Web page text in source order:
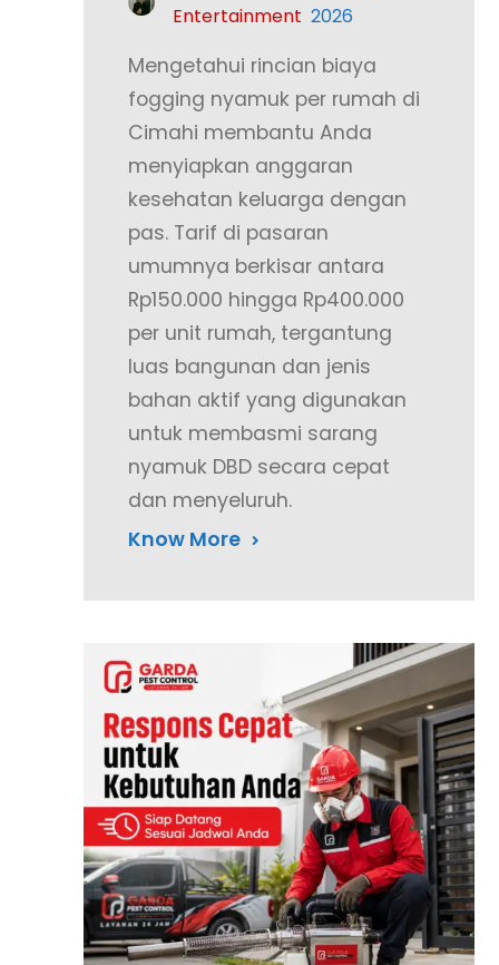
Entertainment 2026
Mengetahui rincian biaya
fogging nyamuk per rumah di
Cimahi membantu Anda
menyiapkan anggaran
kesehatan keluarga dengan
pas. Tarif di pasaran
umumnya berkisar antara
Rp150.000 hingga Rp400.000
per unit rumah, tergantung
luas bangunan dan jenis
bahan aktif yang digunakan
untuk membasmi sarang
nyamuk DBD secara cepat
dan menyeluruh.
Know More